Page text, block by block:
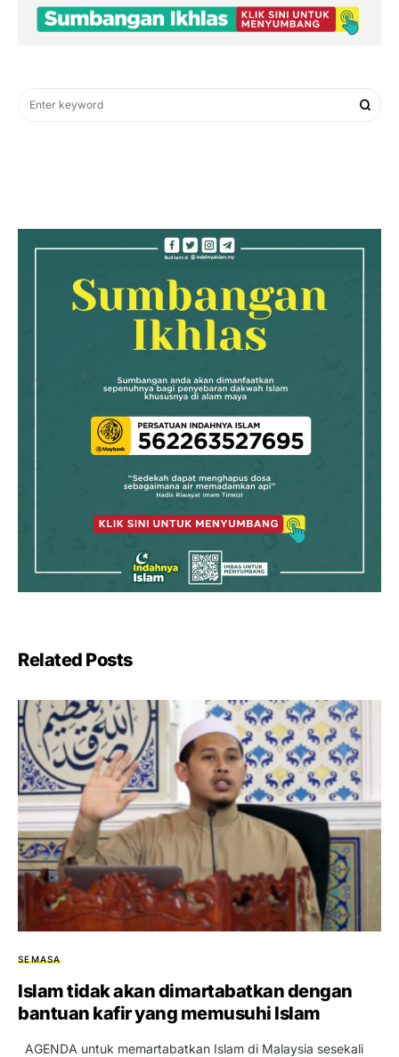
Related Posts
SEMASA
Islam tidak akan dimartabatkan dengan
bantuan kafir yang memusuhi Islam
AGENDA untuk memartabatkan Islam di Malaysia sesekali